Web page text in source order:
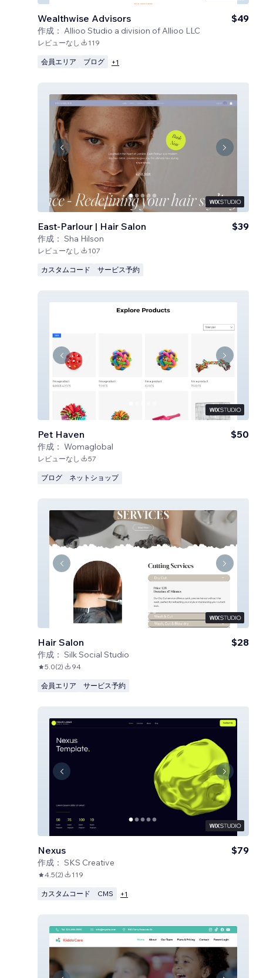
Wealthwise Advisors
作成： Allioo Studio a division of Allioo LLC
$49
レビューなし 119
会員エリア ブログ +1
East-Parlour | Hair Salon
作成： Sha Hilson
$39
レビューなし 107
カスタムコード サービス予約
Pet Haven
作成： Womaglobal
$50
レビューなし 57
ブログ ネットショップ
Hair Salon
作成： Silk Social Studio
$28
5.0(2) 94
会員エリア サービス予約
Nexus
作成： SKS Creative
$79
4.5(2) 119
カスタムコード CMS +1